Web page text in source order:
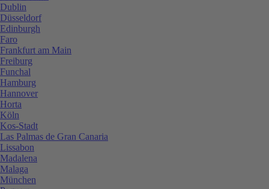
Dublin
Düsseldorf
Edinburgh
Faro
Frankfurt am Main
Freiburg
Funchal
Hamburg
Hannover
Horta
Köln
Kos-Stadt
Las Palmas de Gran Canaria
Lissabon
Madalena
Malaga
München